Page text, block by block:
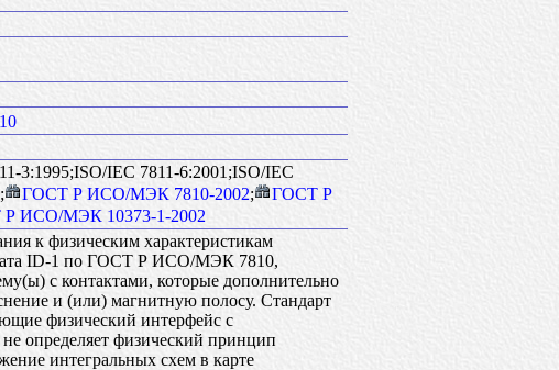
3:1995;ISO/IEC 7811-6:2001;ISO/IEC
ГОСТ Р ИСО/МЭК 7810-2002;
ГОСТ Р
ИСО/МЭК 10373-1-2002
к физическим характеристикам
ID-1 по ГОСТ Р ИСО/МЭК 7810,
с контактами, которые дополнительно
и (или) магнитную полосу. Стандарт
физический интерфейс с
определяет физический принцип
интегральных схем в карте